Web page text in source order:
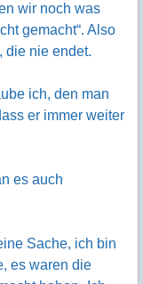
wir noch was
gemacht“. Also
die nie endet.
ich, den man
er immer weiter
es auch
Sache, ich bin
es waren die